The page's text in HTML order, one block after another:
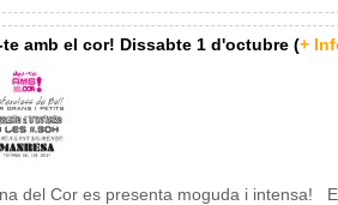
te amb el cor! Dissabte 1 d'octubre (+
del Cor es presenta moguda i intensa!